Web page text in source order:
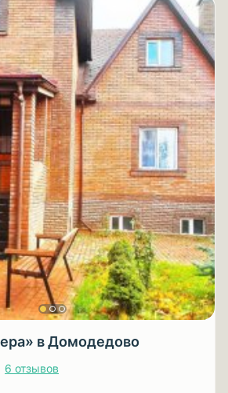
в Домодедово
6 отзывов